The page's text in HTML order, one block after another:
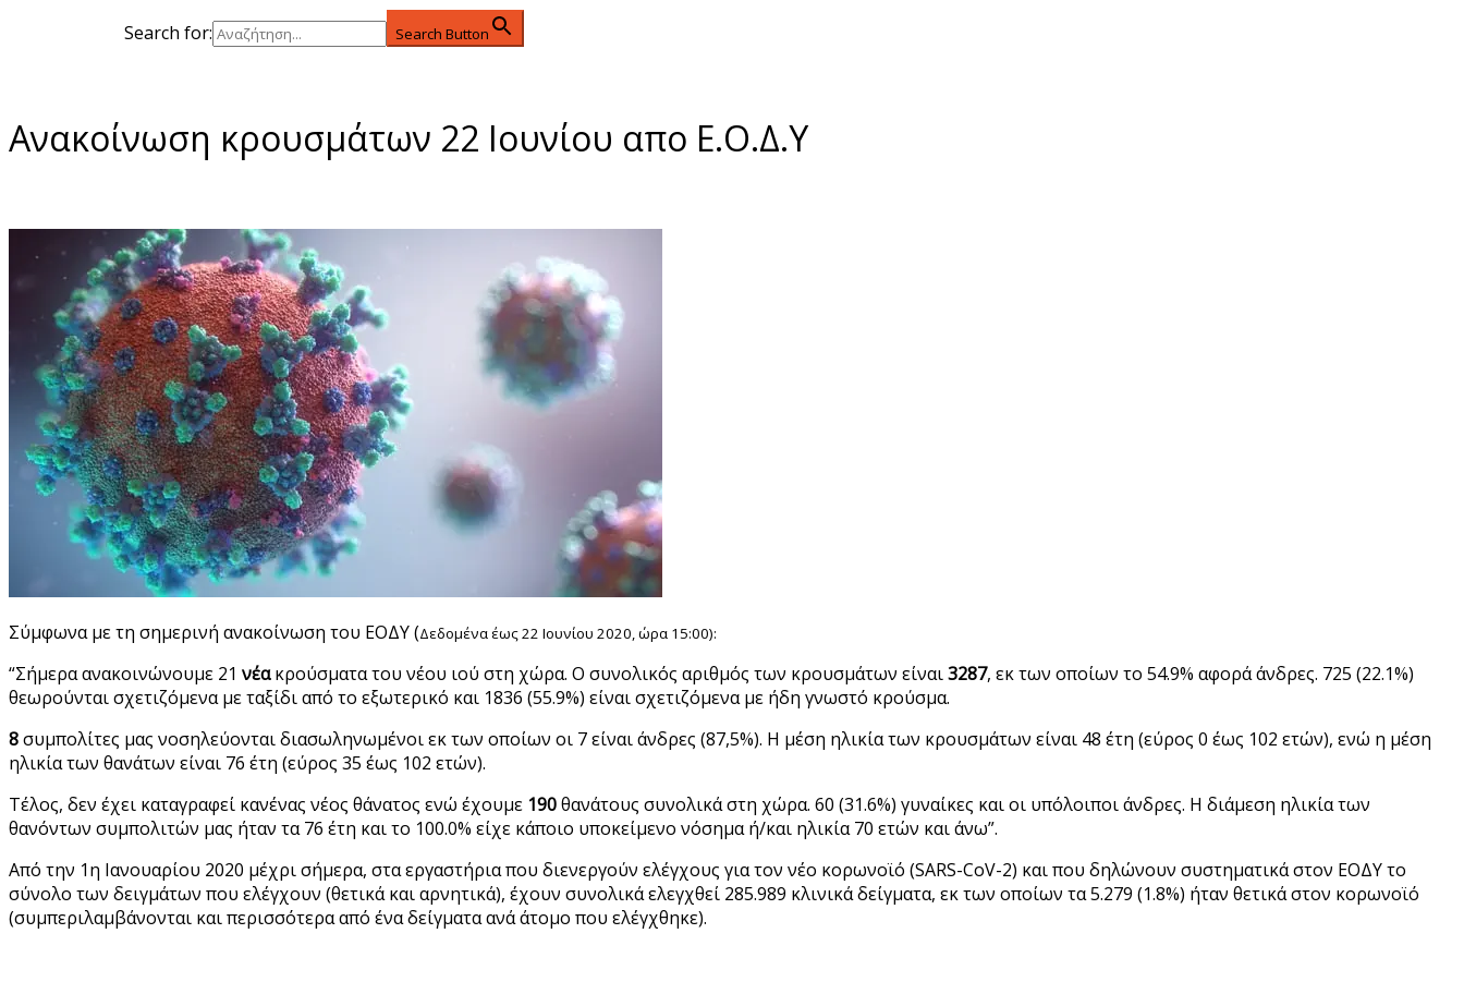
Search for: Search Button
Ανακοίνωση κρουσμάτων 22 Ιουνίου απο Ε.Ο.Δ.Υ
Σύμφωνα με τη σημερινή ανακοίνωση του ΕΟΔΥ (Δεδομένα έως 22 Ιουνίου 2020, ώρα 15:00):
“Σήμερα ανακοινώνουμε 21 νέακρούσματα του νέου ιού στη χώρα. Ο συνολικός αριθμός των κρουσμάτων είναι3287, εκ των οποίων το 54.9% αφορά άνδρες. 725 (22.1%)
θεωρούνται σχετιζόμενα με ταξίδι από το εξωτερικό και 1836 (55.9%) είναι σχετιζόμενα με ήδη γνωστό κρούσμα.
8συμπολίτες μας νοσηλεύονται διασωληνωμένοι εκ των οποίων οι 7 είναι άνδρες (87,5%). Η μέση ηλικία των κρουσμάτων είναι 48 έτη (εύρος 0 έως 102 ετών), ενώ η μέση
ηλικία των θανάτων είναι 76 έτη (εύρος 35 έως 102 ετών).
Τέλος, δεν έχει καταγραφεί κανένας νέος θάνατος ενώ έχουμε 190θανάτους συνολικά στη χώρα. 60 (31.6%) γυναίκες και οι υπόλοιποι άνδρες. Η διάμεση ηλικία των
θανόντων συμπολιτών μας ήταν τα 76 έτη και το 100.0% είχε κάποιο υποκείμενο νόσημα ή/και ηλικία 70 ετών και άνω”.
Από την 1η Ιανουαρίου 2020 μέχρι σήμερα, στα εργαστήρια που διενεργούν ελέγχους για τον νέο κορωνοϊό (SARS-CoV-2) και που δηλώνουν συστηματικά στον ΕΟΔΥ το
σύνολο των δειγμάτων που ελέγχουν (θετικά και αρνητικά), έχουν συνολικά ελεγχθεί 285.989 κλινικά δείγματα, εκ των οποίων τα 5.279 (1.8%) ήταν θετικά στον κορωνοϊό
(συμπεριλαμβάνονται και περισσότερα από ένα δείγματα ανά άτομο που ελέγχθηκε).